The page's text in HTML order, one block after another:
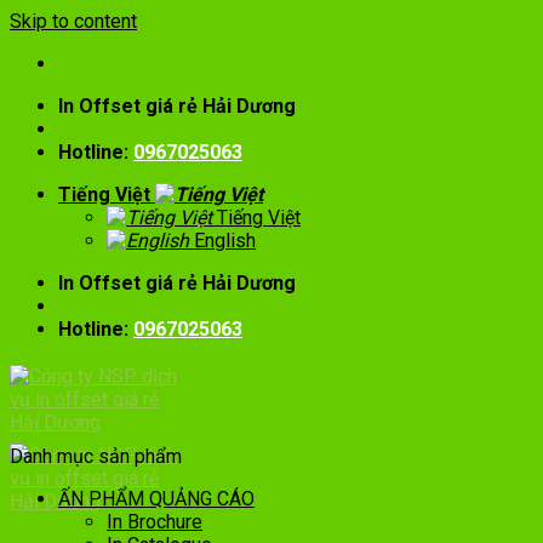
Skip to content
In Offset giá rẻ Hải Dương
Hotline: 0967025063
Tiếng Việt
Tiếng Việt
English
In Offset giá rẻ Hải Dương
Hotline: 0967025063
Danh mục sản phẩm
ẤN PHẨM QUẢNG CÁO
In Brochure